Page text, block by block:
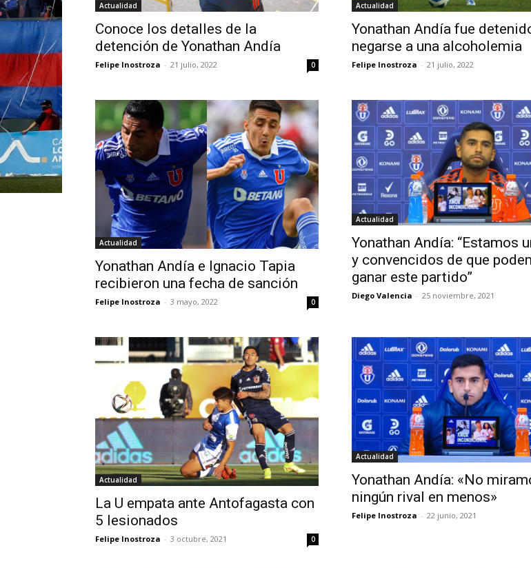
Actualidad
Conoce los detalles de la
detención de Yonathan Andía
Felipe Inostroza - 21 julio, 2022 0
Actualidad
Yonathan Andía fue
negarse a una alcoholemia
Felipe Inostroza - 21 julio, 2022
Actualidad
Yonathan Andía e Ignacio Tapia
recibieron una fecha de sanción
Felipe Inostroza - 3 mayo, 2022 0
Actualidad
Yonathan Andía: “Estamos
y convencidos de que
ganar este partido”
Diego Valencia - 25 noviembre, 2021
Actualidad
La U empata ante Antofagasta con
5 lesionados
Felipe Inostroza - 3 octubre, 2021 0
Actualidad
Yonathan Andía: «No
ningún rival en menos»
Felipe Inostroza - 22 junio, 2021